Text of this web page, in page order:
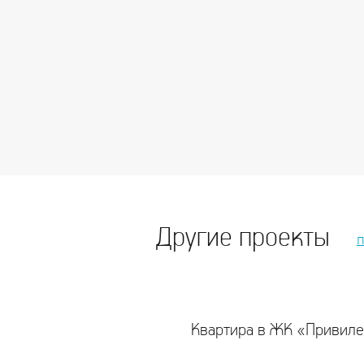
Другие проекты
Квартира в ЖК